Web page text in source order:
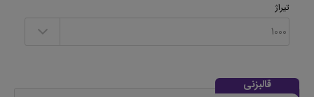
تیراژ
قالبزنی